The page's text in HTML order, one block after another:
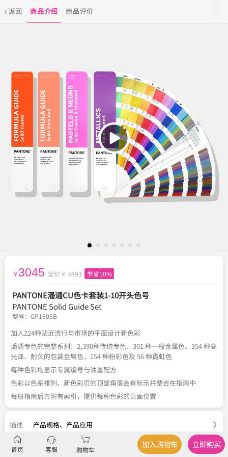
返回 商品介绍 商品评价
￥ 3045 定价￥ 3393 节省10%
PANTONE潘通CU色卡套装1-10开头色号
PANTONE Solid Guide Set
型号： GP1605B
加入224种贴近流行与市场的平面设计新色彩
潘通专色的完整系列：2,390种传统专色、301 种一般金属色、354 种高
光泽、耐久的包装金属色，154 种粉彩色及 56 种霓虹色
每种色彩均显示专属编号与油墨配方
色彩以色系排列，新色彩页的顶部角落会有标示并整合在指南中
每册指南后方附有索引，提供每种色彩的页面位置
描述 产品规格、 产品应用
参数 品牌、型号、类型
首页 客服 购物车
加入购物车 立即购买